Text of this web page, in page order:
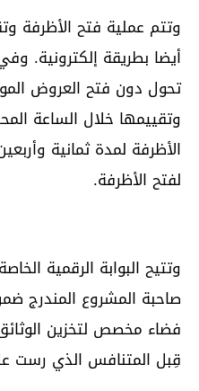
وتتم عملية فتح الأظرفة
أيضا بطريقة إلكترونية.
تحول دون فتح العروض
وتقييمها خلال الساعة
الأظرفة لمدة ثمانية
لفتح الأظرفة.
وتتيح البوابة الرقمية
صاحبة المشروع المندرج
فضاء مخصص لتخزين
قِبل المتنافس الذي رست